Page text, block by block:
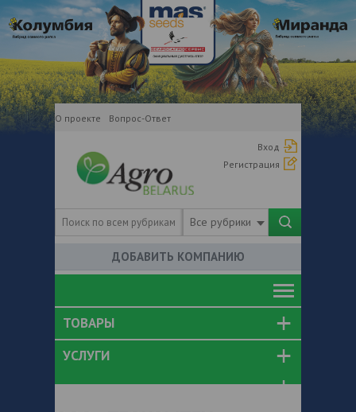
О проекте Вопрос-Ответ
Вход
Регистрация
Все рубрики
ДОБАВИТЬ КОМПАНИЮ
ТОВАРЫ
УСЛУГИ